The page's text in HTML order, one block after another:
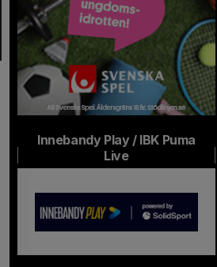
Innebandy Play / IBK Puma
Live